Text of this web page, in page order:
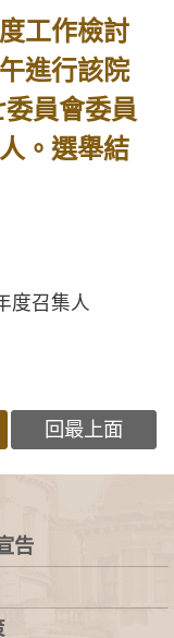
工作檢討
進行該院
員會委員
。選舉結
集人
回最上面
告